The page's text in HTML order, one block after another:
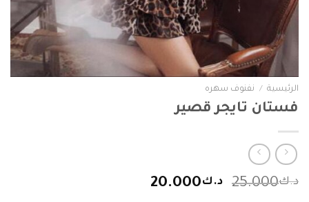
الرئيسية / نفنوف سهره
فستان تايجر قصير
د.ك25.000 السعر
د.ك20.000